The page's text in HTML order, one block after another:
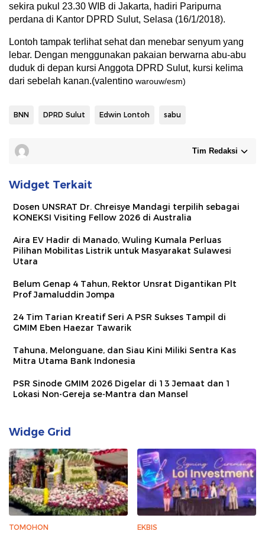
sekira pukul 23.30 WIB di Jakarta, hadiri Paripurna
perdana di Kantor DPRD Sulut, Selasa (16/1/2018).
Lontoh tampak terlihat sehat dan menebar senyum yang
lebar. Dengan menggunakan pakaian berwarna abu-abu
duduk di depan kursi Anggota DPRD Sulut, kursi kelima
dari sebelah kanan.(valentino warouw/esm)
BNN DPRD Sulut Edwin Lontoh sabu
Tim Redaksi
Widget Terkait
Dosen UNSRAT Dr. Chreisye Mandagi terpilih sebagai
KONEKSI Visiting Fellow 2026 di Australia
Aira EV Hadir di Manado, Wuling Kumala Perluas
Pilihan Mobilitas Listrik untuk Masyarakat Sulawesi
Utara
Belum Genap 4 Tahun, Rektor Unsrat Digantikan Plt
Prof Jamaluddin Jompa
24 Tim Tarian Kreatif Seri A PSR Sukses Tampil di
GMIM Eben Haezar Tawarik
Tahuna, Melonguane, dan Siau Kini Miliki Sentra Kas
Mitra Utama Bank Indonesia
PSR Sinode GMIM 2026 Digelar di 13 Jemaat dan 1
Lokasi Non-Gereja se-Mantra dan Mansel
Widge Grid
TOMOHON EKBIS